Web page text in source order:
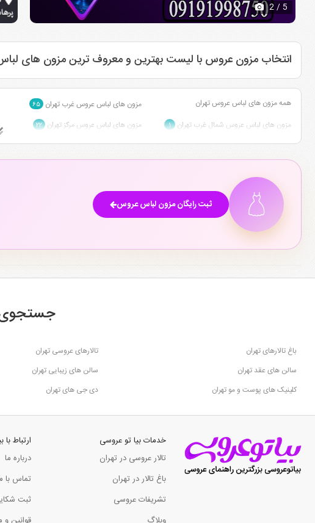
2/ 5
انتخاب مزون عروس با لیست بهترین و معروف ترین مزون های
همه مزون های لباس عروس تهران مزون های لباس عروس غرب تهران ۶۵
مزون های لباس عروس شمال غرب تهران ۱ مزون های لباس عروس مرکز تهران ۲۲
مزون های لباس عروس سعادت آباد تهران ۲
ثبت رایگان مزون لباس عروس
جستجوی
باغ تالارهای تهران تالارهای عروسی تهران
سالن های عقد تهران
سالن های زیبایی تهران
کلینیک های پوست و مو تهران
دی جی های تهران
خدمات بیا تو عروسی
تالار عروسی در تهران
باغ تالار در تهران
تشریفات عروسی
ارتباط
درباره ما
تماس با
ثبت